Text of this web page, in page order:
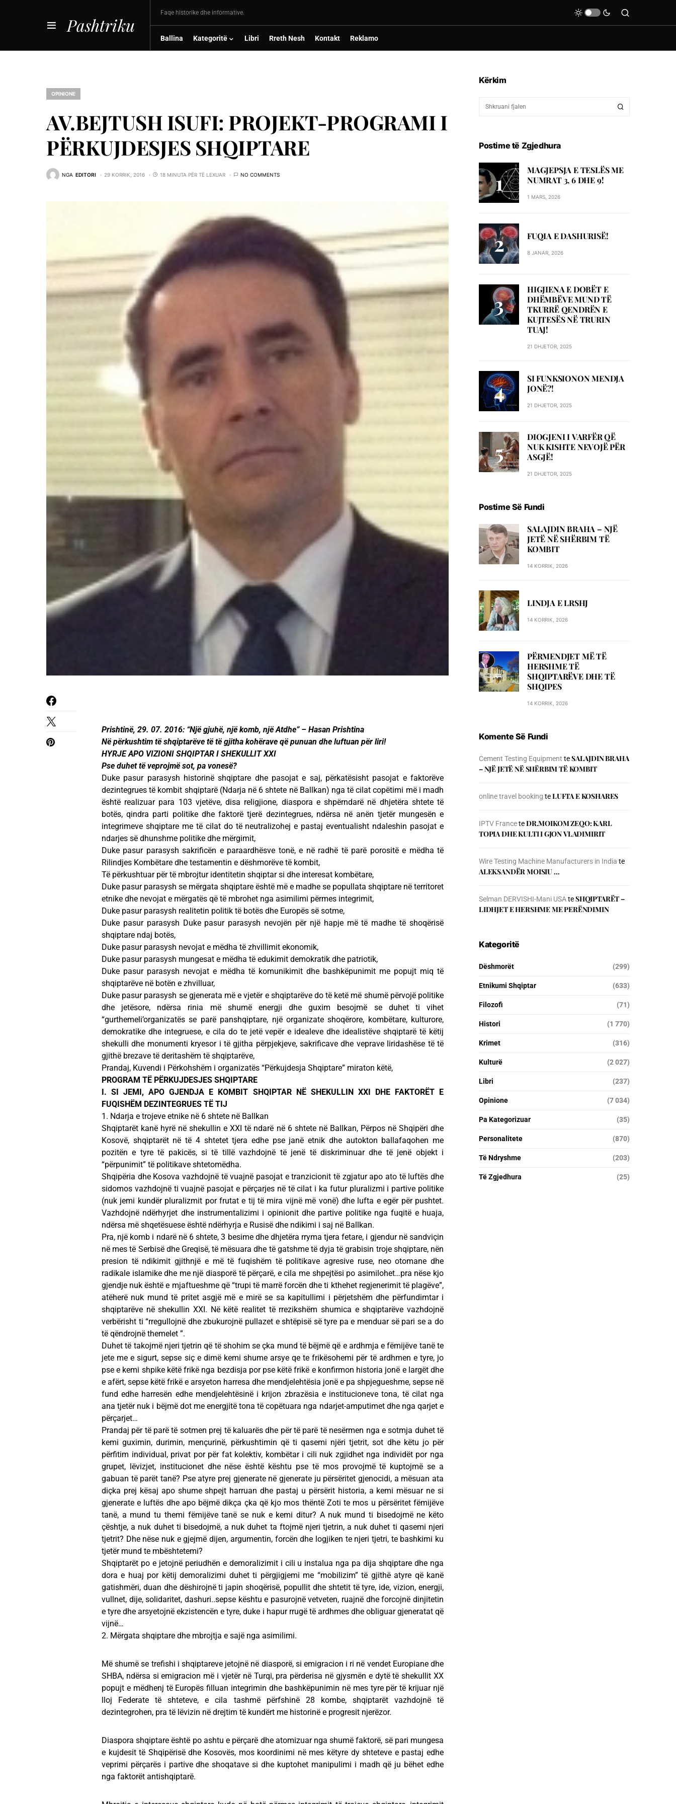
Pashtriku
Faqe historike dhe informative.
Ballina Kategoritë Libri Rreth Nesh Kontakt Reklamo
OPINIONE
AV.BEJTUSH ISUFI: PROJEKT-PROGRAMI I
PËRKUJDESJES SHQIPTARE
NGA EDITORI 29 KORRIK, 2016 18 MINUTA PËR TË LEXUAR NO COMMENTS
Prishtinë, 29. 07. 2016: “Një gjuhë, një komb, një Atdhe” – Hasan Prishtina
Në përkushtim të shqiptarëve të të gjitha kohërave që punuan dhe luftuan për liri!
HYRJE APO VIZIONI SHQIPTAR I SHEKULLIT XXI
Pse duhet të veprojmë sot, pa vonesë?
Duke pasur parasysh historinë shqiptare dhe pasojat e saj, përkatësisht pasojat e faktorëve
dezintegrues të kombit shqiptarë (Ndarja në 6 shtete në Ballkan) nga të cilat copëtimi më i madh
është realizuar para 103 vjetëve, disa religjione, diaspora e shpërndarë në dhjetëra shtete të
botës, qindra parti politike dhe faktorë tjerë dezintegrues, ndërsa në anën tjetër mungesën e
integrimeve shqiptare me të cilat do të neutralizohej e pastaj eventualisht ndaleshin pasojat e
ndarjes së dhunshme politike dhe mërgimit,
Duke pasur parasysh sakrificën e paraardhësve tonë, e në radhë të parë porositë e mëdha të
Rilindjes Kombëtare dhe testamentin e dëshmorëve të kombit,
Të përkushtuar për të mbrojtur identitetin shqiptar si dhe interesat kombëtare,
Duke pasur parasysh se mërgata shqiptare është më e madhe se popullata shqiptare në territoret
etnike dhe nevojat e mërgatës që të mbrohet nga asimilimi përmes integrimit,
Duke pasur parasysh realitetin politik të botës dhe Europës së sotme,
Duke pasur parasysh Duke pasur parasysh nevojën për një hapje më të madhe të shoqërisë
shqiptare ndaj botës,
Duke pasur parasysh nevojat e mëdha të zhvillimit ekonomik,
Duke pasur parasysh mungesat e mëdha të edukimit demokratik dhe patriotik,
Duke pasur parasysh nevojat e mëdha të komunikimit dhe bashkëpunimit me popujt miq të
shqiptarëve në botën e zhvilluar,
Duke pasur parasysh se gjenerata më e vjetër e shqiptarëve do të ketë më shumë përvojë politike
dhe jetësore, ndërsa rinia më shumë energji dhe guxim besojmë se duhet ti vihet
“gurthemeli’organizatës se parë panshqiptare, një organizate shoqërore, kombëtare, kulturore,
demokratike dhe integruese, e cila do te jetë vepër e idealeve dhe idealistëve shqiptarë të këtij
shekulli dhe monumenti kryesor i të gjitha përpjekjeve, sakrificave dhe veprave liridashëse të të
gjithë brezave të deritashëm të shqiptarëve,
Prandaj, Kuvendi i Përkohshëm i organizatës “Përkujdesja Shqiptare” miraton këtë,
PROGRAM TË PËRKUJDESJES SHQIPTARE
I. SI JEMI, APO GJENDJA E KOMBIT SHQIPTAR NË SHEKULLIN XXI DHE FAKTORËT E
FUQISHËM DEZINTEGRUES TË TIJ
1. Ndarja e trojeve etnike në 6 shtete në Ballkan
Shqiptarët kanë hyrë në shekullin e XXI të ndarë në 6 shtete në Ballkan, Përpos në Shqipëri dhe
Kosovë, shqiptarët në të 4 shtetet tjera edhe pse janë etnik dhe autokton ballafaqohen me
pozitën e tyre të pakicës, si të tillë vazhdojnë të jenë të diskriminuar dhe të jenë objekt i
“përpunimit” të politikave shtetomëdha.
Shqipëria dhe Kosova vazhdojnë të vuajnë pasojat e tranzicionit të zgjatur apo ato të luftës dhe
sidomos vazhdojnë ti vuajnë pasojat e përçarjes në të cilat i ka futur pluralizmi i partive politike
(nuk jemi kundër pluralizmit por frutat e tij të mira vijnë më vonë) dhe lufta e egër për pushtet.
Vazhdojnë ndërhyrjet dhe instrumentalizimi i opinionit dhe partive politike nga fuqitë e huaja,
ndërsa më shqetësuese është ndërhyrja e Rusisë dhe ndikimi i saj në Ballkan.
Pra, një komb i ndarë në 6 shtete, 3 besime dhe dhjetëra rryma tjera fetare, i gjendur në sandviçin
në mes të Serbisë dhe Greqisë, të mësuara dhe të gatshme të dyja të grabisin troje shqiptare, nën
presion të ndikimit gjithnjë e më të fuqishëm të politikave agresive ruse, neo otomane dhe
radikale islamike dhe me një diasporë të përçarë, e cila me shpejtësi po asimilohet…pra nëse kjo
gjendje nuk është e mjaftueshme që “trupi të marrë forcën dhe ti kthehet regjenerimit të plagëve”,
atëherë nuk mund të pritet asgjë më e mirë se sa kapitullimi i përjetshëm dhe përfundimtar i
shqiptarëve në shekullin XXI. Në këtë realitet të rrezikshëm shumica e shqiptarëve vazhdojnë
verbërisht ti “rregullojnë dhe zbukurojnë pullazet e shtëpisë së tyre pa e menduar së pari se a do
të qëndrojnë themelet ”.
Duhet të takojmë njeri tjetrin që të shohim se çka mund të bëjmë që e ardhmja e fëmijëve tanë te
jete me e sigurt, sepse siç e dimë kemi shume arsye qe te frikësohemi për të ardhmen e tyre, jo
pse e kemi shpike këtë frikë nga bezdisja por pse këtë frikë e konfirmon historia jonë e largët dhe
e afërt, sepse këtë frikë e arsyeton harresa dhe mendjelehtësia jonë e pa shpjegueshme, sepse në
fund edhe harresën edhe mendjelehtësinë i krijon zbrazësia e institucioneve tona, të cilat nga
ana tjetër nuk i bëjmë dot me energjitë tona të copëtuara nga ndarjet-amputimet dhe nga qarjet e
përçarjet…
Prandaj për të parë të sotmen prej të kaluarës dhe për të parë të nesërmen nga e sotmja duhet të
kemi guximin, durimin, mençurinë, përkushtimin që ti qasemi njëri tjetrit, sot dhe këtu jo për
përfitim individual, privat por për fat kolektiv, kombëtar i cili nuk zgjidhet nga individët por nga
grupet, lëvizjet, institucionet dhe nëse është kështu pse të mos provojmë të kuptojmë se a
gabuan të parët tanë? Pse atyre prej gjenerate në gjenerate ju përsëritet gjenocidi, a mësuan ata
diçka prej kësaj apo shume shpejt harruan dhe pastaj u përsërit historia, a kemi mësuar ne si
gjenerate e luftës dhe apo bëjmë dikça çka që kjo mos thëntë Zoti te mos u përsëritet fëmijëve
tanë, a mund tu themi fëmijëve tanë se nuk e kemi ditur? A nuk mund ti bisedojmë ne këto
çështje, a nuk duhet ti bisedojmë, a nuk duhet ta ftojmë njeri tjetrin, a nuk duhet ti qasemi njeri
tjetrit? Dhe nëse nuk e gjejmë dijen, argumentin, forcën dhe logjiken te njeri tjetri, te bashkimi ku
tjetër mund te mbështetemi?
Shqiptarët po e jetojnë periudhën e demoralizimit i cili u instalua nga pa dija shqiptare dhe nga
dora e huaj por këtij demoralizimi duhet ti përgjigjemi me “mobilizim” të gjithë atyre që kanë
gatishmëri, duan dhe dëshirojnë ti japin shoqërisë, popullit dhe shtetit të tyre, ide, vizion, energji,
vullnet, dije, solidaritet, dashuri..sepse kështu e pasurojnë vetveten, ruajnë dhe forcojnë dinjitetin
e tyre dhe arsyetojnë ekzistencën e tyre, duke i hapur rrugë të ardhmes dhe obliguar gjeneratat që
vijnë…
2. Mërgata shqiptare dhe mbrojtja e sajë nga asimilimi.
Më shumë se trefishi i shqiptareve jetojnë në diasporë, si emigracion i ri në vendet Europiane dhe
SHBA, ndërsa si emigracion më i vjetër në Turqi, pra përderisa në gjysmën e dytë të shekullit XX
popujt e mëdhenj të Europës filluan integrimin dhe bashkëpunimin në mes tyre për të krijuar një
lloj Federate të shteteve, e cila tashmë përfshinë 28 kombe, shqiptarët vazhdojnë të
dezintegrohen, pra të lëvizin në drejtim të kundërt me historinë e progresit njerëzor.
Diaspora shqiptare është po ashtu e përçarë dhe atomizuar nga shumë faktorë, së pari mungesa
e kujdesit të Shqipërisë dhe Kosovës, mos koordinimi në mes këtyre dy shteteve e pastaj edhe
veprimi përçarës i partive dhe shoqatave si dhe kuptohet manipulimi i madh që ju bëhet edhe
nga faktorët antishqiptarë.
Kërkim
Postime të Zgjedhura
MAGJEPSJA E TESLËS ME
NUMRAT 3, 6 DHE 9!
1 MARS, 2026
FUQIA E DASHURISË!
8 JANAR, 2026
HIGJIENA E DOBËT E
DHËMBËVE MUND TË
TKURRË QENDRËN E
KUJTESËS NË TRURIN
TUAJ!
21 DHJETOR, 2025
SI FUNKSIONON MENDJA
JONË?!
21 DHJETOR, 2025
DIOGJENI I VARFËR QË
NUK KISHTE NEVOJË PËR
ASGJË!
21 DHJETOR, 2025
Postime Së Fundi
SALAJDIN BRAHA – NJЁ
JETЁ NЁ SHЁRBIM TЁ
KOMBIT
14 KORRIK, 2026
LINDJA E LRSHJ
14 KORRIK, 2026
PËRMENDJET MË TË
HERSHME TË
SHQIPTARËVE DHE TË
SHQIPES
14 KORRIK, 2026
Komente Së Fundi
Cement Testing Equipment teSALAJDIN BRAHA
– NJЁ JETЁ NЁ SHЁRBIM TЁ KOMBIT
online travel booking teLUFTA E KOSHARES
IPTV FranceteDR.MOIKOM ZEQO: KARL
TOPIA DHE KULTI I GJON VLADIMIRIT
Wire Testing Machine Manufacturers in India te
ALEKSANDËR MOISIU …
Selman DERVISHI-Mani USAteSHQIPTARËT –
LIDHJET E HERSHME ME PERËNDIMIN
Kategoritë
Dëshmorët (299)
Etnikumi Shqiptar (633)
Filozofi (71)
Histori (1 770)
Krimet (316)
Kulturë (2 027)
Libri (237)
Opinione (7 034)
Pa Kategorizuar (35)
Personalitete (870)
Të Ndryshme (203)
Të Zgjedhura (25)